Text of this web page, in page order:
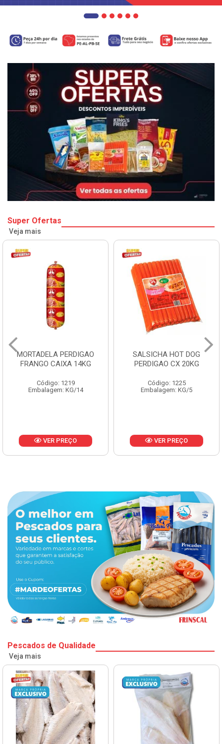
Super Ofertas
Veja mais
MORTADELA PERDIGAO
FRANGO CAIXA 14KG
Código: 1219
Embalagem: KG/14
VER PREÇO
SALSICHA HOT DOG
PERDIGAO CX 20KG
Código: 1225
Embalagem: KG/5
VER PREÇO
Pescados de Qualidade
Veja mais